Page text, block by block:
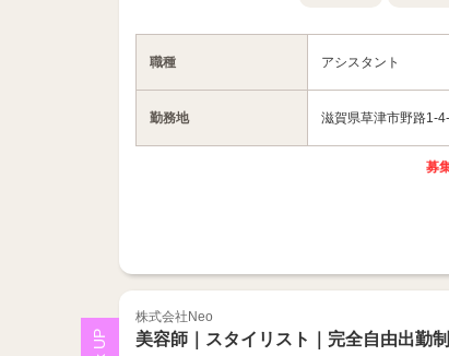
職種 アシスタント
勤務地 滋賀県草津市野路1-
募
株式会社Neo
美容師｜スタイリスト｜完全自由出勤制